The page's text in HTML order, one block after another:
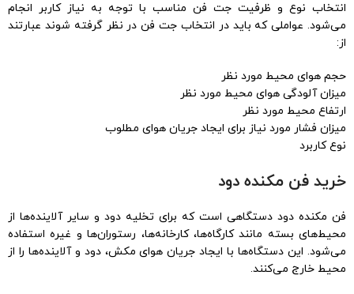
انتخاب نوع و ظرفیت جت فن مناسب با توجه به نیاز کاربر انجام
می‌شود. عواملی که باید در انتخاب جت فن در نظر گرفته شوند عبارتند
از:
حجم هوای محیط مورد نظر
میزان آلودگی هوای محیط مورد نظر
ارتفاع محیط مورد نظر
میزان فشار مورد نیاز برای ایجاد جریان هوای مطلوب
نوع کاربرد
خرید فن مکنده دود
فن مکنده دود دستگاهی است که برای تخلیه دود و سایر آلاینده‌ها از
محیط‌های بسته مانند کارگاه‌ها، کارخانه‌ها، رستوران‌ها و غیره استفاده
می‌شود. این دستگاه‌ها با ایجاد جریان هوای مکش، دود و آلاینده‌ها را از
محیط خارج می‌کنند.